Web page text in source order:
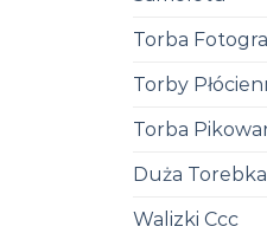
Torba
Torby
Torba
Duża
Walizki Ccc